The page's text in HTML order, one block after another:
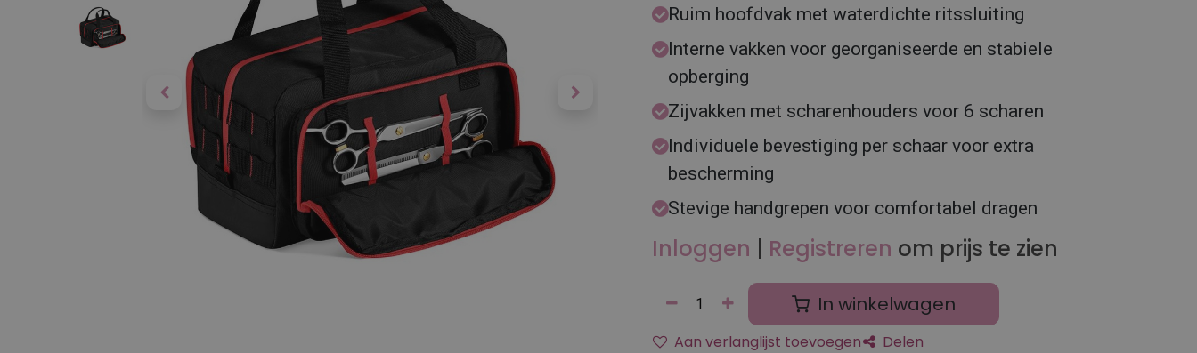
Ruim hoofdvak met waterdichte ritssluiting
Interne vakken voor georganiseerde en stabiele
opberging
Zijvakken met scharenhouders voor 6 scharen
Individuele bevestiging per schaar voor extra
bescherming
Stevige handgrepen voor comfortabel dragen
Inloggen | Registreren om prijs te zien
In winkelwagen
Aan verlanglijst toevoegen Delen